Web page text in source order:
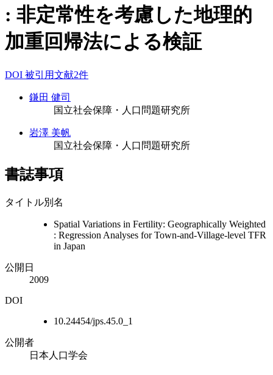
: 非定常性を考慮した地理的
加重回帰法による検証
DOI 被引用文献2件
鎌田 健司
国立社会保障・人口問題研究所
岩澤 美帆
国立社会保障・人口問題研究所
書誌事項
タイトル別名
Spatial Variations in Fertility: Geographically Weighted
: Regression Analyses for Town-and-Village-level TFR
in Japan
公開日
2009
DOI
10.24454/jps.45.0_1
公開者
日本人口学会